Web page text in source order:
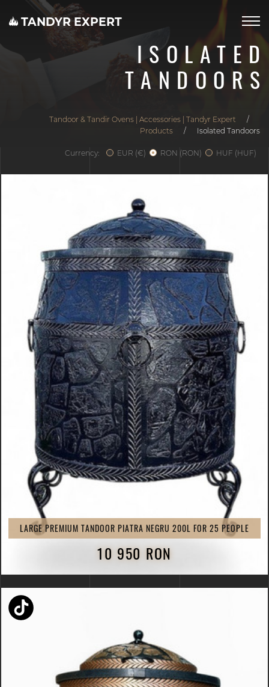
TANDYR EXPERT
ISOLATED
TANDOORS
Tandoor & Tandir Ovens | Accessories | Tandyr Expert
/
Products
/ Isolated Tandoors
Currency: EUR (€) RON (RON) HUF (HUF)
LARGE PREMIUM TANDOOR PIATRA NEGRU 200L FOR 25 PEOPLE
10 950 RON